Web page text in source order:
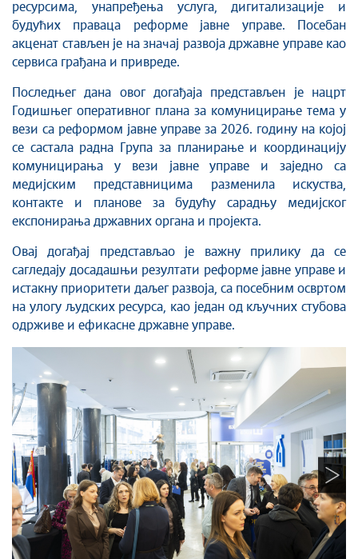
ресурсима, унапређења услуга, дигитализације и
будућих праваца реформе јавне управе. Посебан
акценат стављен је на значај развојa државне управе као
сервиса грађана и привреде.
Последњег дана овог догађаја представљен је нацрт
Годишњег оперативног плана за комуницирање тема у
вези са реформом јавне управе за 2026. годину на којој
се састала радна Група за планирање и координацију
комуницирања у вези јавне управе и заједно са
медијским представницима разменила искуства,
контакте и планове за будућу сарадњу медијског
експонирања државних органа и пројекта.
Овај догађај представљао је важну прилику да се
сагледају досадашњи резултати реформе јавне управе и
истакну приоритети даљег развоја, са посебним освртом
на улогу људских ресурса, као један од кључних стубова
одрживе и ефикасне државне управе.